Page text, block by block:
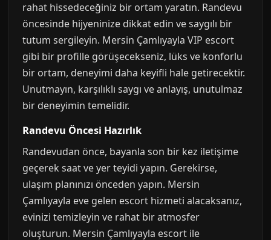
rahat hissedeceğiniz bir ortam yaratın. Randevu
öncesinde hijyeninize dikkat edin ve saygılı bir
tutum sergileyin. Mersin Çamlıyayla VIP escort
gibi bir profille görüşecekseniz, lüks ve konforlu
bir ortam, deneyimi daha keyifli hale getirecektir.
Unutmayın, karşılıklı saygı ve anlayış, unutulmaz
bir deneyimin temelidir.
Randevu Öncesi Hazırlık
Randevudan önce, bayanla son bir kez iletişime
geçerek saat ve yer teyidi yapın. Gerekirse,
ulaşım planınızı önceden yapın. Mersin
Çamlıyayla eve gelen escort hizmeti alacaksanız,
evinizi temizleyin ve rahat bir atmosfer
oluşturun. Mersin Çamlıyayla escort ile